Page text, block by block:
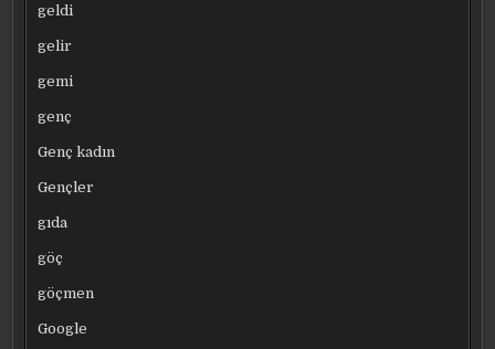
geldi
gelir
gemi
genç
Genç kadın
Gençler
gıda
göç
göçmen
Google